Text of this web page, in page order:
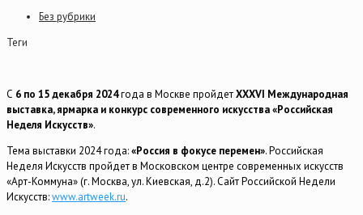
Без рубрики
Теги
С 6 по 15 декабря 2024года в Москве пройдетXXXVI Международная
выставка, ярмарка и конкурс современного искусства «Российская
Неделя Искусств».
Тема выставки 2024 года:«Россия в фокусе перемен». Российская
Неделя Искусств пройдет в Московском центре современных искусств
«Арт-Коммуна» (г. Москва, ул. Киевская, д.2). Сайт Российской Недели
Искусств:www.artweek.ru.